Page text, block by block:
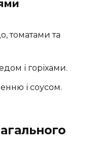
томатами та
і горіхами.
і соусом.